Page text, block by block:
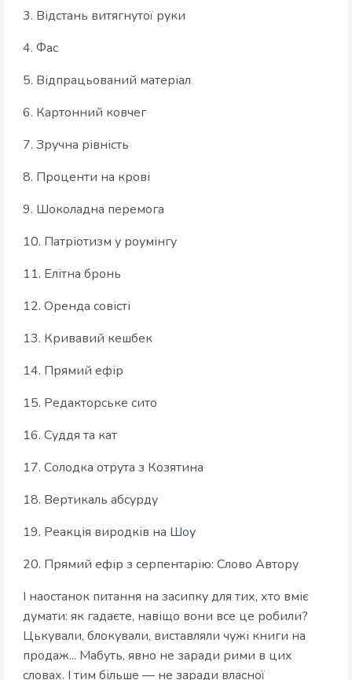
3. Відстань витягнутої руки
4. Фас
5. Відпрацьований матеріал
6. Картонний ковчег
7. Зручна рівність
8. Проценти на крові
9. Шоколадна перемога
10. Патріотизм у роумінгу
11. Елітна бронь
12. Оренда совісті
13. Кривавий кешбек
14. Прямий ефір
15. Редакторське сито
16. Суддя та кат
17. Солодка отрута з Козятина
18. Вертикаль абсурду
19. Реакція виродків на Шоу
20. Прямий ефір з серпентарію: Слово Автору
І наостанок питання на засипку для тих, хто вміє
думати: як гадаєте, навіщо вони все це робили?
Цькували, блокували, виставляли чужі книги на
продаж... Мабуть, явно не заради рими в цих
словах. І тим більше — не заради власної